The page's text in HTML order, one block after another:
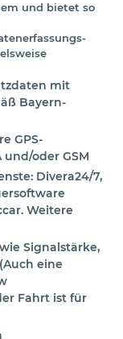
und bietet so
mit
Bayern-
GPS-
oder GSM
Divera24/7,
Weitere
Signalstärke,
eine
Fahrt ist für